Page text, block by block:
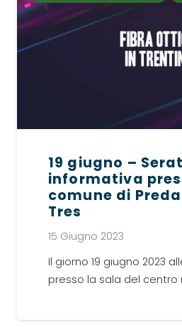
19 giugno –
informativa
comune di
Tres
15 Giugno 2023
Il giorno 19 giugno 2023
presso la sala del centro